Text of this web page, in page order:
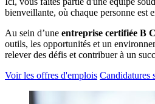
bienveillante, où chaque personne est
Au sein d’une entreprise certifiée B
outils, les opportunités et un
relever des défis et contribuer à un
Voir les offres d'emplois Candidatures